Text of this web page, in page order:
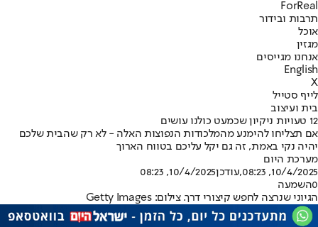
ForReal
תרבות ובידור
אוכל
מגזין
אנחנו מגייסים
English
X
לייף סטייל
בית ועיצוב
12 טעויות ניקיון שכמעט כולנו עושים
אם תצליחו להימנע מהמלכודות הנפוצות האלה - לא רק שהבית שלכם
יהיה נקי באמת, זה גם יקל עליכם בטווח הארוך
מערכת היום
10/4/2025, 08:23
,עודכן10/4/2025, 08:23
0השמעה
הגיוני שנרצה לחפש קיצורי דרך. צילום: Getty Images